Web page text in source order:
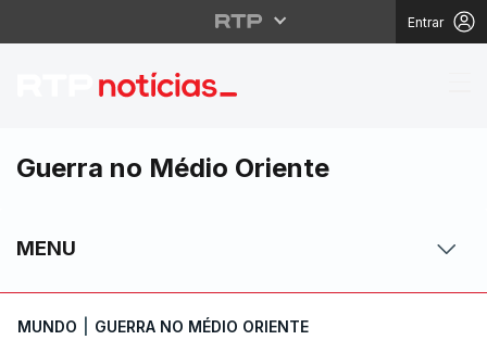
Entrar
Trump nega
Guerra no Médio Oriente
MENU
MUNDO GUERRA NO MÉDIO ORIENTE